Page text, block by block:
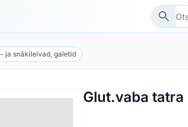
ja snäkileivad, galetid
Glut.vaba tatra